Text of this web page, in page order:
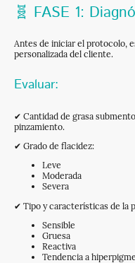
🧬 FASE 1:
Antes de iniciar el protocolo,
personalizada del cliente.
Evaluar:
✔ Cantidad de grasa
pinzamiento.
✔ Grado de flacidez:
Leve
Moderada
Severa
✔ Tipo y características de la
Sensible
Gruesa
Reactiva
Tendencia a